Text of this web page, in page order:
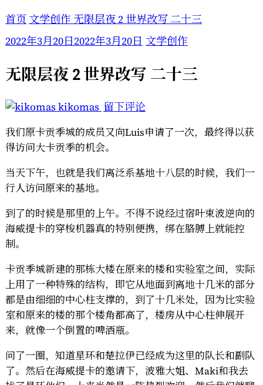
首页 文学创作 无限层夜 2 世界改写 二十三
2022年3月20日2022年3月20日 文学创作
无限层夜 2 世界改写 二十三
kikomas 于
限
层
夜
界
改
二
十
三
留下评论
我们原卡贡季城的成员又向Luis申请了一次，最终得以获
得访问大卡贡季的机会。
当天下午，也就是我们离泛系基地十八层的时候，我们一
行人访问原来的基地。
到了的时候是那里的上午。不得不说经过宿叶束波逆向的
海威提卡的穿梭机器真的特别便携，绑在胳膊上就能控
制。
卡贡季城新建的那栋大楼在原来的楼和实验室之间，实际
上用了一种特殊的结构，即它从地面到离地十几米的部分
都是由细细的中心柱支撑的，到了十几米处，因为比实验
室和原来的楼的那个楼角都高了，楼房从中心柱伸展开
来，就像一个倒置的啤酒瓶。
问了一圈，知道星环和楚拉伊已经成为这里的队长和副队
了。然后在海威提卡的邀请下，波雅大姐、Maki和我去